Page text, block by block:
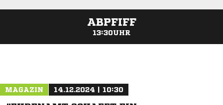
ABPFIFF
13:30UHR
MAGAZIN 14.12.2024 | 10:30